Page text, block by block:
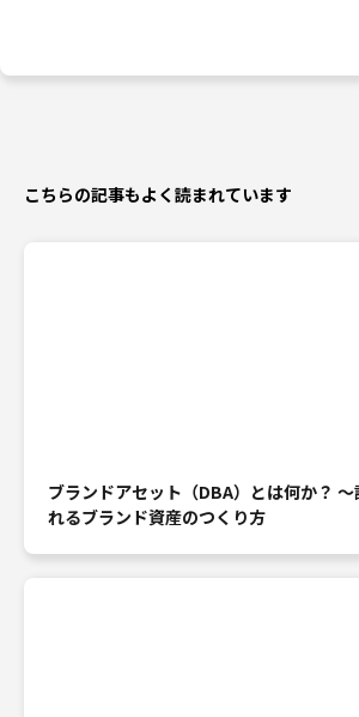
こちらの記事もよく読まれています
ブランドアセット（DBA）とは何か？
れるブランド資産のつくり方